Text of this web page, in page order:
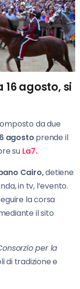
16 agosto, si
da due
agosto prende il
su La7.
Cairo,detiene
in tv, l’evento.
la corsa
il sito
per la
di tradizione e